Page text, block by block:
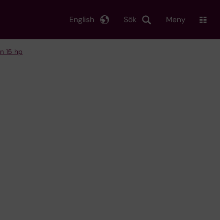
Sök
English Meny
15 hp